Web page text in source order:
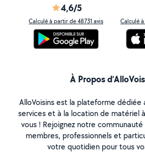
4,6/5
Calculé à partir de 48731 avis Calculé
À Propos
AlloVoisins est la plateforme dédiée
services et à la location de matériel
vous ! Rejoignez notre
membres, professionnels et
votre quotidien pour tous